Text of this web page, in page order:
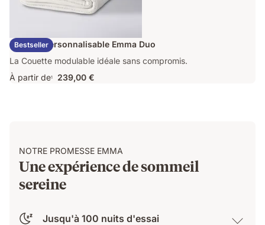
Bestseller
Couette Personnalisable Emma Duo
La Couette modulable idéale sans compromis.
À partir de1 239,00 €
NOTRE PROMESSE EMMA
Une expérience de sommeil
sereine
Jusqu'à 100 nuits d'essai